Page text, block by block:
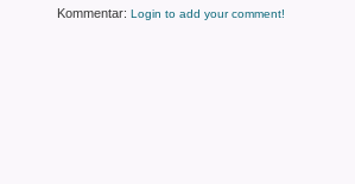
Kommentar: Login to add your comment!